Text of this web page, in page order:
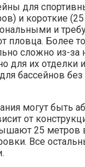
для
и короткие
и
пловца. Более
сложно из-за
для их отделки
бассейнов
могут быть
от
25 метров
Все